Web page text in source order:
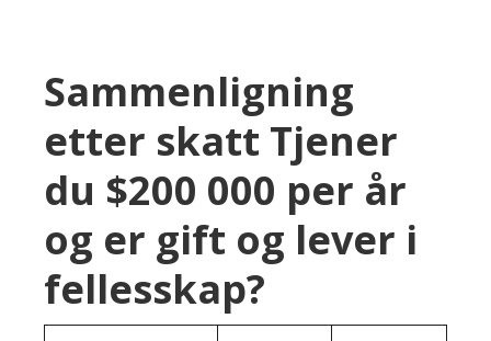
Sammenligning
etter skatt Tjener
du $200 000 per år
og er gift og lever i
fellesskap?